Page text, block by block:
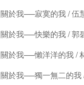
關於我──寂寞的我 / 伍
關於我──快樂的我 / 郭
關於我──懶洋洋的我 /
關於我──獨一無二的我